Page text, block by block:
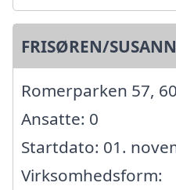
FRISØREN/
Romerparken 57,
Ansatte: 0
Startdato: 01.
Virksomhedsform: